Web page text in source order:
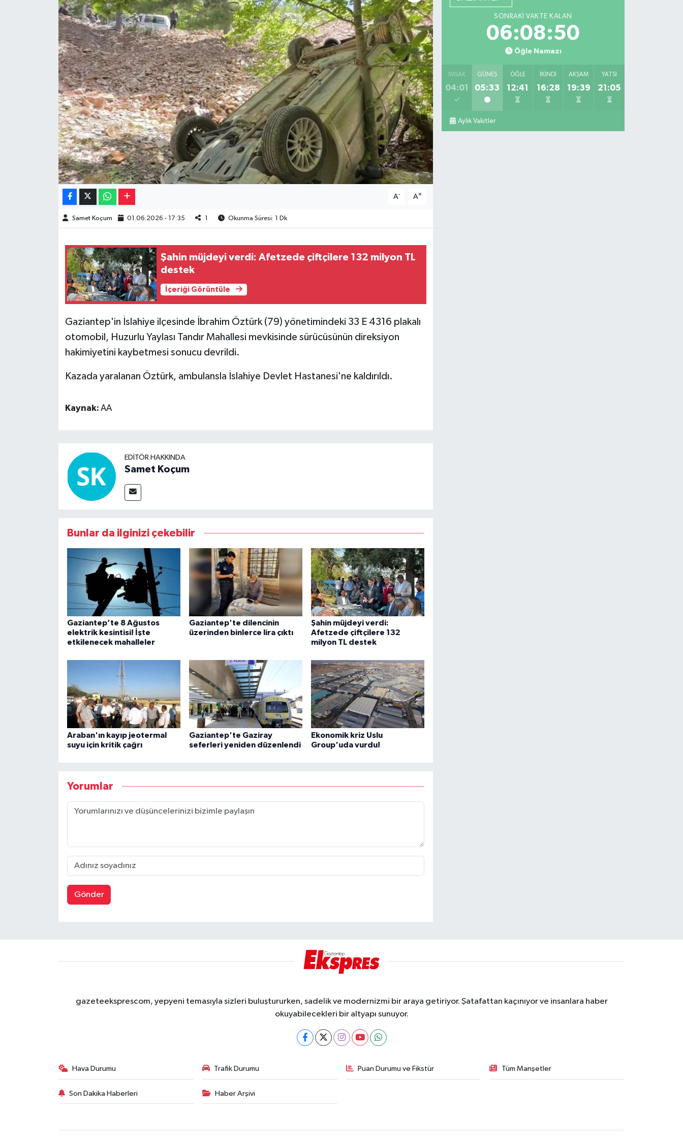
A- A+
Samet Koçum 01.06.2026 - 17:35 Okunma Süresi: 1 Dk
Şahin müjdeyi verdi: Afetzede çiftçilere 132 milyon TL
destek
İçeriği Görüntüle
Gaziantep'in İslahiye ilçesinde İbrahim Öztürk (79) yönetimindeki 33 E 4316 plakalı
otomobil, Huzurlu Yaylası Tandır Mahallesi mevkisinde sürücüsünün direksiyon
hakimiyetini kaybetmesi sonucu devrildi.
Kazada yaralanan Öztürk, ambulansla İslahiye Devlet Hastanesi'ne kaldırıldı.
Kaynak: AA
EDITÖR HAKKINDA
Samet Koçum
Bunlar da ilginizi çekebilir
Gaziantep’te 8 Ağustos
elektrik kesintisi! İşte
etkilenecek mahalleler
Gaziantep'te dilencinin
üzerinden binlerce lira çıktı
Şahin müjdeyi verdi:
Afetzede çiftçilere 132
milyon TL destek
Araban'ın kayıp jeotermal
suyu için kritik çağrı
Gaziantep'te Gaziray
seferleri yeniden düzenlendi
Ekonomik kriz Uslu
Group'uda vurdu!
Yorumlar
Gönder
SONRAKI VAKTE KALAN
06:08:49
Öğle Namazı
İMSAK
04:01
GÜNEŞ
05:33
ÖĞLE
12:41
İKINDI
16:28
AKŞAM
19:39
YATSI
21:05
Aylık Vakitler
gazeteeksprescom, yepyeni temasıyla sizleri buluştururken, sadelik ve modernizmi bir araya getiriyor. Şatafattan kaçınıyor ve insanlara haber
okuyabilecekleri bir altyapı sunuyor.
Hava Durumu Trafik Durumu Puan Durumu ve Fikstür Tüm Manşetler
Son Dakika Haberleri Haber Arşivi
Resmi İlanlar
Sinemalar
Siyaset
Video Haber
Yeme-İçme